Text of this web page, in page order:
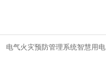
电气火灾预防管理系统智慧用电